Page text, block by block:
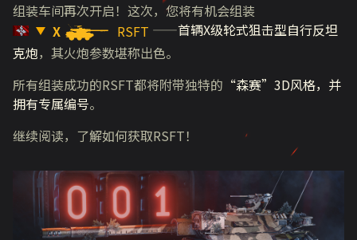
组装车间再次开启！这次，您将有机会组装
X
RSFT ——首辆X级轮式狙击型自行反坦
克炮，其火炮参数堪称出色。
所有组装成功的RSFT都将附带独特的 “森赛”3D风格，并
拥有专属编号。
继续阅读，了解如何获取RSFT！